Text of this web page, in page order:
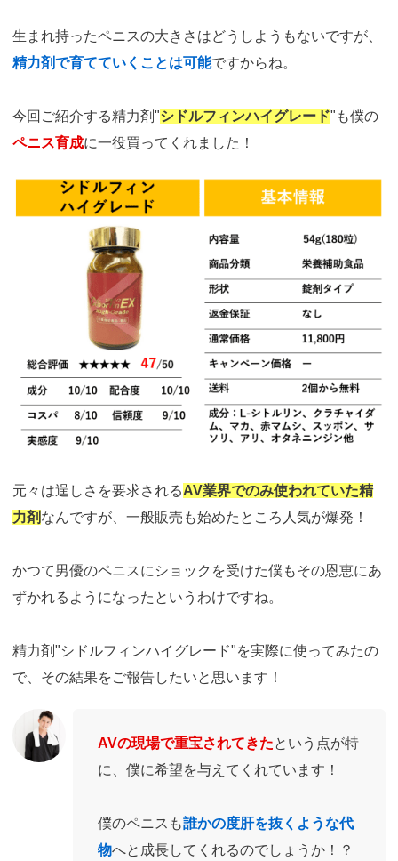
生まれ持ったペニスの大きさはどうしようもないですが、
精力剤で育てていくことは可能ですからね。
今回ご紹介する精力剤"シドルフィンハイグレード"も僕の
ペニス育成に一役買ってくれました！
元々は逞しさを要求されるAV業界でのみ使われていた精
力剤 なんですが、一般販売も始めたところ人気が爆発！
かつて男優のペニスにショックを受けた僕もその恩恵にあ
ずかれるようになったというわけですね。
精力剤"シドルフィンハイグレード"を実際に使ってみたの
で、その結果をご報告したいと思います！
AVの現場で重宝されてきたという点が特
に、僕に希望を与えてくれています！
僕のペニスも誰かの度肝を抜くような代
物へと成長してくれるのでしょうか！？